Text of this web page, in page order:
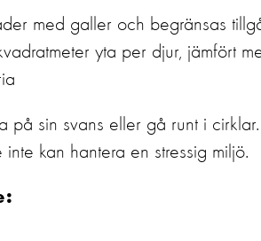
med galler och begränsas
yta per djur, jämfört
på sin svans eller gå runt i cirklar.
kan hantera en stressig miljö.